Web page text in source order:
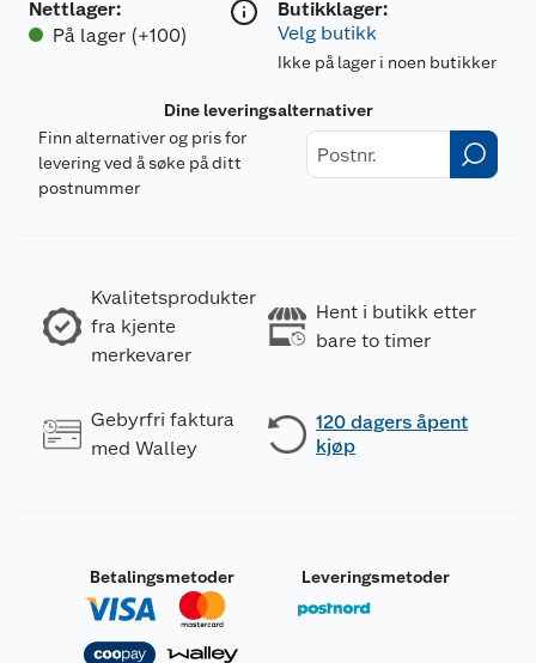
Nettlager:
På lager (+100)
Butikklager:
Velg butikk
Ikke på lager i noen butikker
Dine leveringsalternativer
Finn alternativer og pris for
levering ved å søke på ditt
postnummer
Kvalitetsprodukter
fra kjente
merkevarer
Hent i butikk etter
bare to timer
Gebyrfri faktura
med Walley
120 dagers åpent
kjøp
Betalingsmetoder Leveringsmetoder